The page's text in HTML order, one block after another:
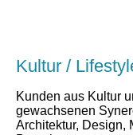
Kultur /
Kunden aus Kultur
gewachsenen
Architektur, Design,